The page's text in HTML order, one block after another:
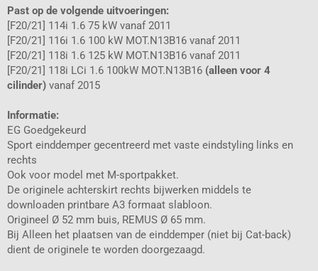
Past op de volgende uitvoeringen:
[F20/21] 114i 1.6 75 kW vanaf 2011
[F20/21] 116i 1.6 100 kW MOT.N13B16 vanaf 2011
[F20/21] 118i 1.6 125 kW MOT.N13B16 vanaf 2011
[F20/21] 118i LCi 1.6 100kW MOT.N13B16 (alleen voor 4
cilinder) vanaf 2015
Informatie:
EG Goedgekeurd
Sport einddemper gecentreerd met vaste eindstyling links en
rechts
Ook voor model met M-sportpakket.
De originele achterskirt rechts bijwerken middels te
downloaden printbare A3 formaat slabloon.
Origineel Ø 52 mm buis, REMUS Ø 65 mm.
Bij Alleen het plaatsen van de einddemper (niet bij Cat-back)
dient de originele te worden doorgezaagd.